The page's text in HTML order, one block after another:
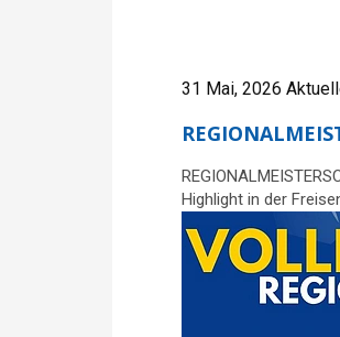
31 Mai, 2026
Highlight in der